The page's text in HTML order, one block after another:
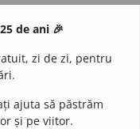
de ani 🎉
zi de zi, pentru
ajuta să păstrăm
și pe viitor.